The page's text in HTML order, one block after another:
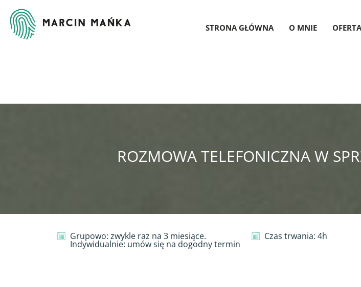
STRONA GŁÓWNA O MNIE OFERTA
ROZMOWA TELEFONICZNA W
Grupowo: zwykle raz na 3 miesiące.
Indywidualnie: umów się na dogodny termin
Czas trwania: 4h